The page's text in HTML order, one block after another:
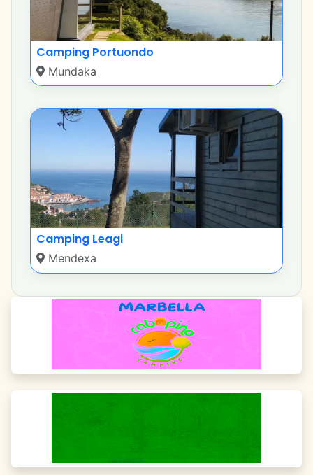
Camping Portuondo
Mundaka
Camping Leagi
Mendexa